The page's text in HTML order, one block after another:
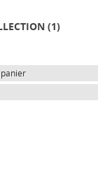
(1)